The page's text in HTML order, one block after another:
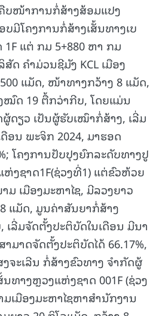
ບໜ້າການກໍ່ສ້າງສ້ອມແປງ
ບມີໂຄງການກໍ່ສ້າງເສັ້ນທາງເບ
ແຕ່ ກມ 5+880 ຫາ ກມ
ດ ຄໍາມ່ວນຊີມັງ KCL ເມືອງ
ແມັດ, ໜ້າທາງກວ້າງ 8 ແມັດ,
ດ 19 ຕື້ກວ່າກີບ, ໂດຍແມ່ນ
ດຽວ ເປັນຜູ້ຮັບເໝົາກໍ່ສ້າງ, ເລີ່ມ
ອນ ພະຈິກ 2024, ມາຮອດ
ໂຄງການປັບປຸງຍົກລະດັບທາງປູ
ງຊາດ1F(ຊ່ວງທີ່1) ແຕ່ຂົວຫ້ວຍ
ເມືອງມະຫາໄຊ, ມີລວງຍາວ
ແມັດ, ມູນຄ່າສັນຍາກໍ່ສ້າງ
ເລີ່ມຈັດຕັ້ງປະຕິບັດໃນເດືອນ ມີນາ
ມາດຈັດຕັ້ງປະຕິບັດໄດ້ 66.17%,
ຈະເລີນ ກໍ່ສ້າງຂົວທາງ ຈຳກັດຜູ້
ນທາງຫຼວງແຫ່ງຊາດ 001F (ຊ່ວງ
ເມືອງມະຫາໄຊຫາສໍານັກງານ